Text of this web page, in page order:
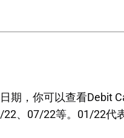
期，你可以查看Debit
22、07/22等。01/22代